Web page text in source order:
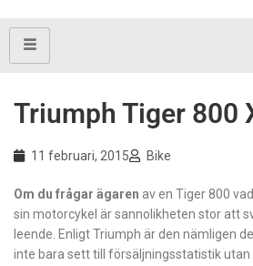
Triumph Tiger 800
11 februari, 2015 Bike
Om du frågar ägaren av en ­Tiger 800
sin motorcykel är sannolikheten stor att
leende. Enligt Triumph är den nämligen
inte bara sett till försäljningsstatistik utan